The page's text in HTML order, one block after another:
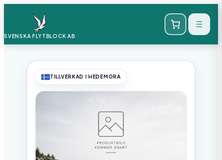
SVENSKA FLYTBLOCK AB
TILLVERKAD I HEDEMORA